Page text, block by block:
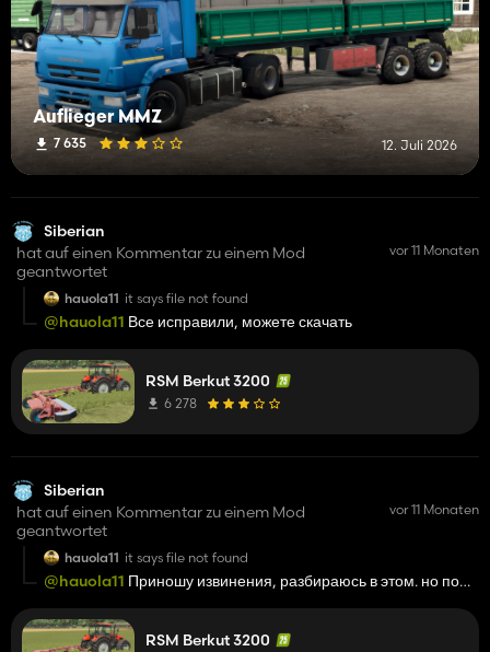
Auflieger MMZ
7 635 12. Juli 2026
Siberian
hat auf einen Kommentar zu einem Mod
geantwortet
vor 11 Monaten
hauola11 it says file not found
@hauola11 Все исправили, можете скачать
RSM Berkut 3200
6 278
Siberian
hat auf einen Kommentar zu einem Mod
geantwortet
vor 11 Monaten
hauola11 it says file not found
@hauola11 Приношу извинения, разбираюсь в этом. но по
архив
RSM Berkut 3200